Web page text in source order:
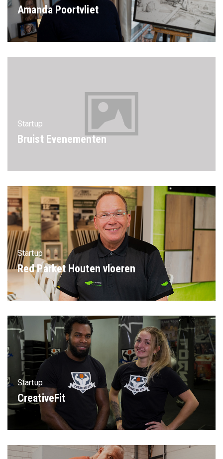
Amanda Poortvliet
Startup
Bruist Evenementen
Startup
Red Parket Houten vloeren
Startup
CreativeFit